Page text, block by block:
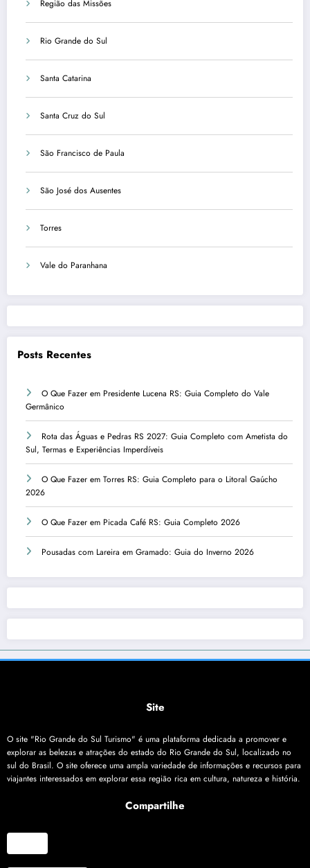
Região das Missões
Rio Grande do Sul
Santa Catarina
Santa Cruz do Sul
São Francisco de Paula
São José dos Ausentes
Torres
Vale do Paranhana
Posts Recentes
O Que Fazer em Presidente Lucena RS: Guia Completo do Vale
Germânico
Rota das Águas e Pedras RS 2027: Guia Completo com Ametista do
Sul, Termas e Experiências Imperdíveis
O Que Fazer em Torres RS: Guia Completo para o Litoral Gaúcho
2026
O Que Fazer em Picada Café RS: Guia Completo 2026
Pousadas com Lareira em Gramado: Guia do Inverno 2026
Site
O site "Rio Grande do Sul Turismo" é uma plataforma dedicada a promover e
explorar as belezas e atrações do estado do Rio Grande do Sul, localizado no
sul do Brasil. O site oferece uma ampla variedade de informações e recursos para
viajantes interessados em explorar essa região rica em cultura, natureza e história.
Compartilhe